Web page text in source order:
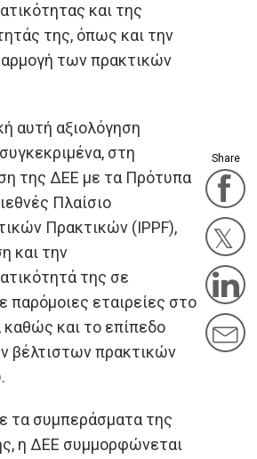
Share
και της
της, όπως και την
των πρακτικών
αυτή αξιολόγηση
στη
της ΔΕΕ με τα Πρότυπα
Πλαίσιο
Πρακτικών (IPPF),
και την
της σε
παρόμοιες εταιρείες στο
καθώς και το επίπεδο
βέλτιστων πρακτικών
τα συμπεράσματα της
η ΔΕΕ συμμορφώνεται